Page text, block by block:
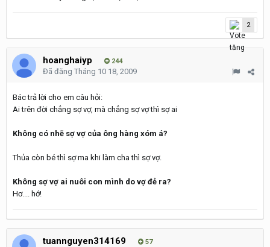
2
hoanghaiyp 244
Đã đăng Tháng 10 18, 2009
Bác trả lời cho em câu hỏi:
Ai trên đời chẳng sợ vợ, mà chẳng sợ vợ thì sợ ai
Không có nhẽ sợ vợ của ông hàng xóm á?
Thủa còn bé thì sợ ma khi làm cha thì sợ vợ.
Không sợ vợ ai nuôi con mình do vợ đẻ ra?
Hơ.... hớ!
tuannguyen314169 57